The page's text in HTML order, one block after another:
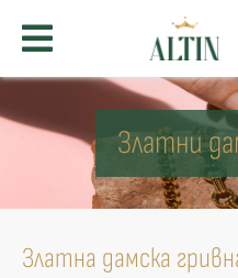
Златни
Златна дамска